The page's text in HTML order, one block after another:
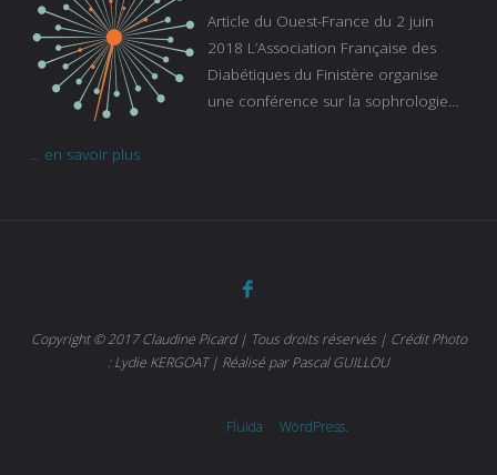
de la Caisse primaire d’assurance-
maladie. C’est aussi une pathologie
qui peut être handicapante et coûte
cher quand on sait que 37 % des
d’autant que le diabète
Article du Ouest-France du 2 juin
2018 L’Association Française des
Diabétiques du Finistère organise
une conférence sur la sophrologie
... en savoir plus
Copyright © 2017 Claudine Picard | Tous droits réservés | Crédit Photo
: Lydie KERGOAT | Réalisé par Pascal GUILLOU
Fluida WordPress.